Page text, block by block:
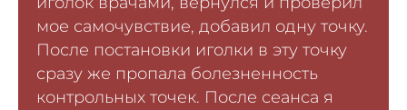
мое самочувствие, добавил одну точку.
После постановки иголки в эту точку
сразу же пропала болезненность
контрольных точек. После сеанса я